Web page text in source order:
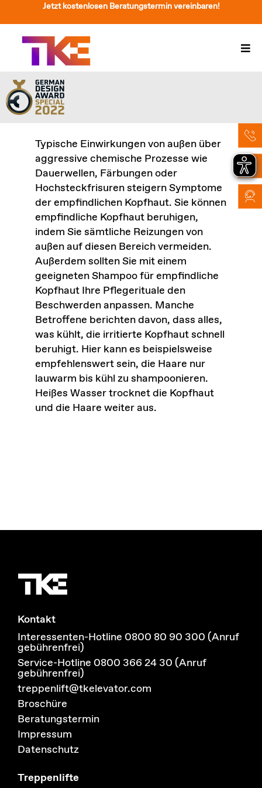
Inhalt
springen
Jetzt kostenlosen Beratungstermin vereinbaren!
Treppenlift
Preise
Service
Treppenliftberatung
Über Uns & Kontakt
Suche
nach:
Typische Einwirkungen von außen über
aggressive chemische Prozesse wie
Dauerwellen, Färbungen oder
Hochsteckfrisuren steigern Symptome
der empfindlichen Kopfhaut. Sie können
empfindliche Kopfhaut beruhigen,
indem Sie sämtliche Reizungen von
außen auf diesen Bereich vermeiden.
Außerdem sollten Sie mit einem
geeigneten Shampoo für empfindliche
Kopfhaut Ihre Pflegerituale den
Beschwerden anpassen. Manche
Betroffene berichten davon, dass alles,
was kühlt, die irritierte Kopfhaut schnell
beruhigt. Hier kann es beispielsweise
empfehlenswert sein, die Haare nur
lauwarm bis kühl zu shampoonieren.
Heißes Wasser trocknet die Kopfhaut
und die Haare weiter aus.
Kontakt
Interessenten-Hotline 0800 80 90 300 (Anruf
gebührenfrei)
Service-Hotline 0800 366 24 30 (Anruf
gebührenfrei)
treppenlift@tkelevator.com
Broschüre
Beratungstermin
Impressum
Datenschutz
Treppenlifte